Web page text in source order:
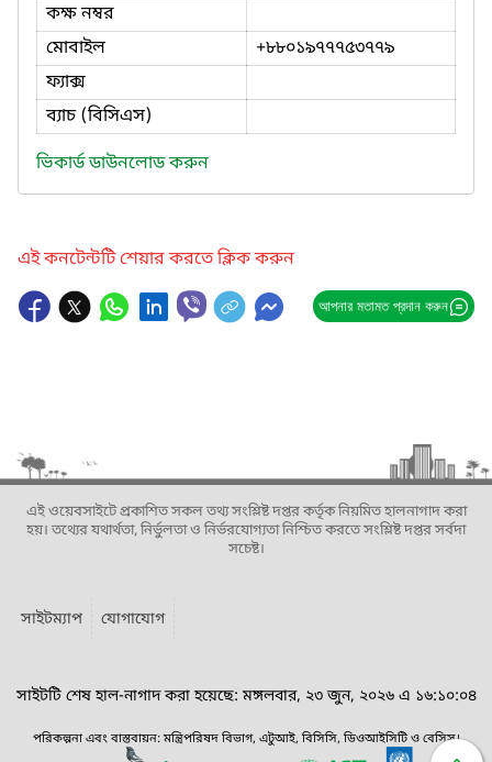
কক্ষ নম্বর
মোবাইল
+৮৮০১৯৭৭৭৫৩৭৭৯
ফ্যাক্স
ব্যাচ (বিসিএস)
ভিকার্ড ডাউনলোড করুন
এই কনটেন্টটি শেয়ার করতে ক্লিক করুন
আপনার মতামত প্রদান করুন
এই ওয়েবসাইটে প্রকাশিত সকল তথ্য সংশ্লিষ্ট দপ্তর কর্তৃক নিয়মিত হালনাগাদ করা
হয়। তথ্যের যথার্থতা, নির্ভুলতা ও নির্ভরযোগ্যতা নিশ্চিত করতে সংশ্লিষ্ট দপ্তর সর্বদা
সচেষ্ট।
সাইটম্যাপ যোগাযোগ
সাইটটি শেষ হাল-নাগাদ করা হয়েছে: মঙ্গলবার, ২৩ জুন, ২০২৬ এ ১৬:১০:০৪
পরিকল্পনা এবং বাস্তবায়ন: মন্ত্রিপরিষদ বিভাগ, এটুআই, বিসিসি, ডিওআইসিটি ও বেসিস।